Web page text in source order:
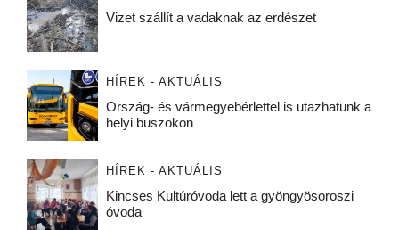
Vizet szállít a vadaknak az erdészet
HÍREK - AKTUÁLIS
Ország- és vármegyebérlettel is utazhatunk a
helyi buszokon
HÍREK - AKTUÁLIS
Kincses Kultúróvoda lett a gyöngyösoroszi
óvoda